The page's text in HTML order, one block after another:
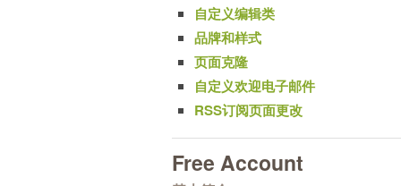
自定义编辑类
品牌和样式
页面克隆
自定义欢迎电子邮件
RSS订阅页面更改
Free Account